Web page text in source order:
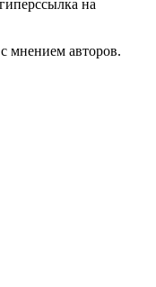
на
мнением авторов.